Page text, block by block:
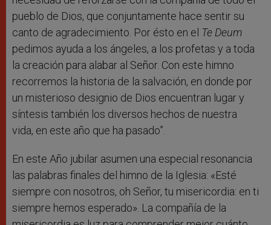
pueblo de Dios, que conjuntamente hace sentir su
canto de agradecimiento. Por ésto en el Te Deum
pedimos ayuda a los ángeles, a los profetas y a toda
la creación para alabar al Señor. Con este himno
recorremos la historia de la salvación, en donde por
un misterioso designio de Dios encuentran lugar y
síntesis también los diversos hechos de nuestra
vida, en este año que ha pasado”.
En este Año jubilar asumen una especial resonancia
las palabras finales del himno de la Iglesia: «Esté
siempre con nosotros, oh Señor, tu misericordia: en ti
siempre hemos esperado». La compañía de la